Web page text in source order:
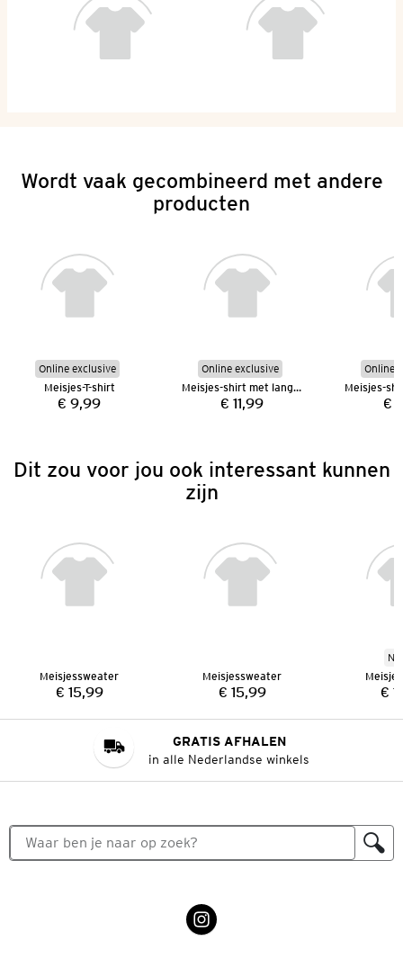
Wordt vaak gecombineerd met andere
producten
Online exclusive
Meisjes-T-shirt
Prijs:
€ 9,99
Online exclusive
Meisjes-shirt met lange mouwen
Prijs:
€ 11,99
Online
€
Dit zou voor jou ook interessant kunnen
zijn
Meisjessweater
Prijs:
€ 15,99
Meisjessweater
Prijs:
€ 15,99 €
GRATIS AFHALEN
in alle Nederlandse winkels